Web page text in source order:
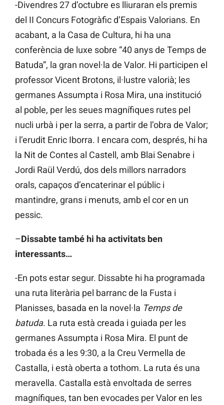
-Divendres 27 d’octubre es lliuraran els premis
del II Concurs Fotogràfic d’Espais Valorians. En
acabant, a la Casa de Cultura, hi ha una
conferència de luxe sobre “40 anys de Temps de
Batuda”, la gran novel·la de Valor. Hi participen el
professor Vicent Brotons, il·lustre valorià; les
germanes Assumpta i Rosa Mira, una institució
al poble, per les seues magnífiques rutes pel
nucli urbà i per la serra, a partir de l’obra de Valor;
i l’erudit Enric Iborra. I encara com, després, hi ha
la Nit de Contes al Castell, amb Blai Senabre i
Jordi Raül Verdú, dos dels millors narradors
orals, capaços d’encaterinar el públic i
mantindre, grans i menuts, amb el cor en un
pessic.
–Dissabte també hi ha activitats ben
interessants…
-En pots estar segur. Dissabte hi ha programada
una ruta literària pel barranc de la Fusta i
Planisses, basada en la novel·la Temps de
batuda. La ruta està creada i guiada per les
germanes Assumpta i Rosa Mira. El punt de
trobada és a les 9:30, a la Creu Vermella de
Castalla, i està oberta a tothom. La ruta és una
meravella. Castalla està envoltada de serres
magnífiques, tan ben evocades per Valor en les